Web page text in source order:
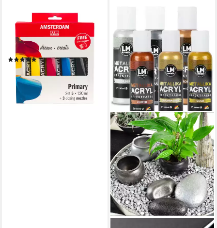
Bastelfarbe Acrylfarben-Set
Starter, inkl. 3 Dosierspitzen 5
x 120 ml
(1)
34,29 €
lieferbar - in 4-5 Werktagen bei dir